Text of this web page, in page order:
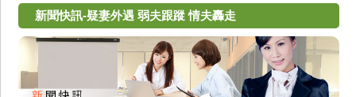
新聞快訊-疑妻外遇 弱夫跟蹤 情夫轟走